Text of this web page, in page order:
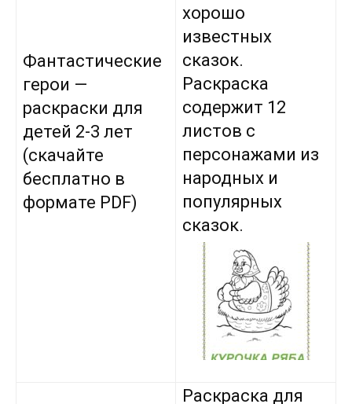
Фантастические
герои —
раскраски для
детей 2-3 лет
(скачайте
бесплатно в
формате PDF)
хорошо
известных
сказок.
Раскраска
содержит 12
листов с
персонажами из
народных и
популярных
сказок.
Раскраска для